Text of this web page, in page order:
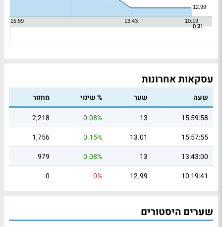
עסקאות אחרונות
שעה שער % שינוי
מחזור
15:59:58
13
0.08%
2,218
15:57:55
13.01
0.15%
1,756
13:43:00
13
0.08%
979
10:19:41
12.99
0%
0
שערים היסטורים